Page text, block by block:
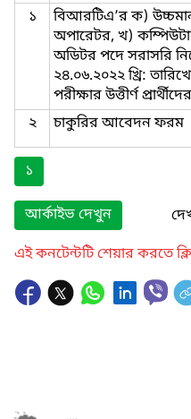
১
বিআরটিএ’র ক)
অপারেটর, খ)
অডিটর পদে সরাসরি
২৪.০৬.২০২২ খ্রি:
পরীক্ষার উত্তীর্ণ
২
চাকুরির আবেদন ফরম
১
আর্কাইভ দেখুন
এই কনটেন্টটি শেয়ার করতে